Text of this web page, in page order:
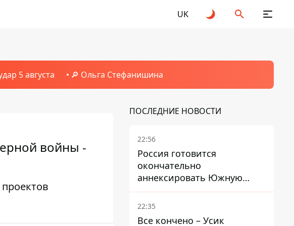
UK
5 августа 🔎 Ольга Стефанишина
войны -
ПОСЛЕДНИЕ НОВОСТИ
22:56
Россия готовится
окончательно
аннексировать Южную
Осетию – страны НАТО
обеспокоены
22:35
Все кончено – Усик